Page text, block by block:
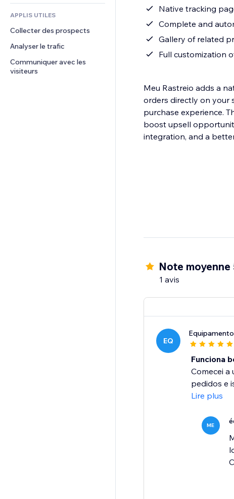
APPLIS UTILES
Collecter des prospects
Analyser le trafic
Communiquer avec les
visiteurs
Native tracking
Complete and
Gallery of related
Full customization
Meu Rastreio adds a
orders directly on your
purchase experience.
boost upsell
integration, and a
Note moyenne
1 avis
EQ
Funciona
Comecei
pedidos e
Lire plus
ME